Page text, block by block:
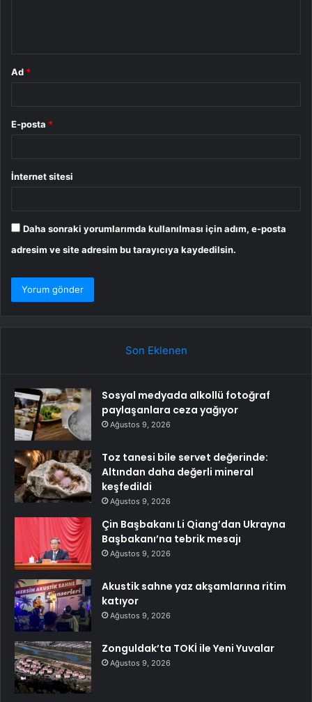
Ad *
E-posta *
İnternet sitesi
Daha sonraki yorumlarımda kullanılması için adım, e-posta
adresim ve site adresim bu tarayıcıya kaydedilsin.
Son Eklenen
Sosyal medyada alkollü fotoğraf
paylaşanlara ceza yağıyor
Ağustos 9, 2026
Toz tanesi bile servet değerinde:
Altından daha değerli mineral
keşfedildi
Ağustos 9, 2026
Çin Başbakanı Li Qiang’dan Ukrayna
Başbakanı’na tebrik mesajı
Ağustos 9, 2026
Akustik sahne yaz akşamlarına ritim
katıyor
Ağustos 9, 2026
Zonguldak’ta TOKİ ile Yeni Yuvalar
Ağustos 9, 2026